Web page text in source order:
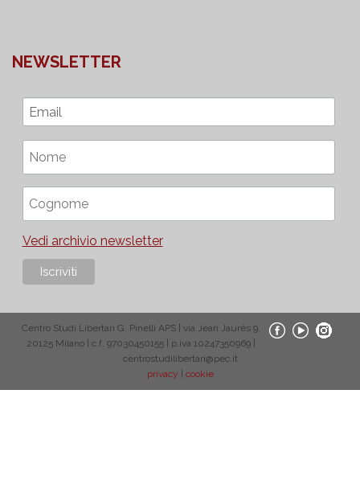
NEWSLETTER
Vedi archivio newsletter
Centro Studi Libertari G. Pinelli APS | via Jean Jaurès 9,
20125 Milano | c.f. 97030450155 | p.iva 10247350969 |
centrostudilibertari@pec.it
privacy
cookie